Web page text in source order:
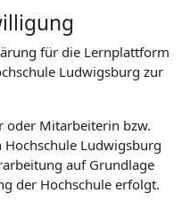
für die Lernplattform
Ludwigsburg zur
oder Mitarbeiterin bzw.
Ludwigsburg
auf Grundlage
der Hochschule erfolgt.